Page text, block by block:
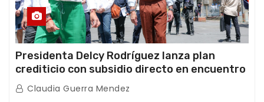
Presidenta Delcy Rodríguez lanza plan
crediticio con subsidio directo en encuentro
con Juntas de Condominio
Claudia Guerra Mendez